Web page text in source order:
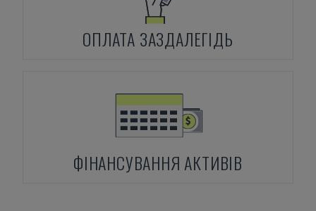
ОПЛАТА ЗАЗДАЛЕГІДЬ
ФІНАНСУВАННЯ АКТИВІВ